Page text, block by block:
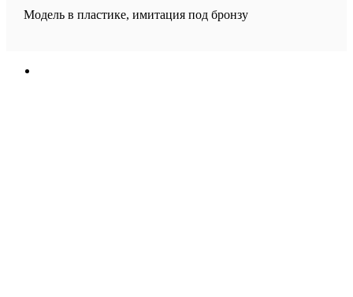
Модель в пластике, имитация под бронзу